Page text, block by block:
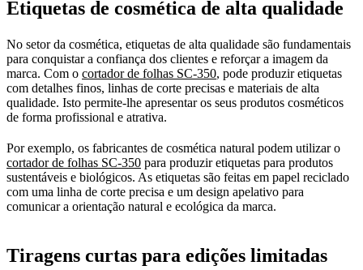
Etiquetas de cosmética de alta qualidade
No setor da cosmética, etiquetas de alta qualidade são fundamentais
para conquistar a confiança dos clientes e reforçar a imagem da
marca. Com o cortador de folhas SC-350, pode produzir etiquetas
com detalhes finos, linhas de corte precisas e materiais de alta
qualidade. Isto permite-lhe apresentar os seus produtos cosméticos
de forma profissional e atrativa.
Por exemplo, os fabricantes de cosmética natural podem utilizar o
cortador de folhas SC-350 para produzir etiquetas para produtos
sustentáveis e biológicos. As etiquetas são feitas em papel reciclado
com uma linha de corte precisa e um design apelativo para
comunicar a orientação natural e ecológica da marca.
Tiragens curtas para edições limitadas